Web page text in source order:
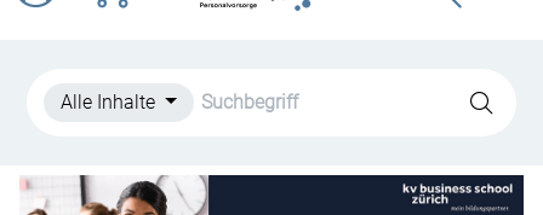
Alle Inhalte